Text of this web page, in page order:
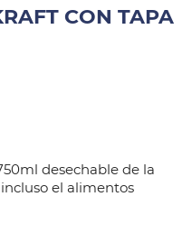
CON TAPA
desechable de la
el alimentos